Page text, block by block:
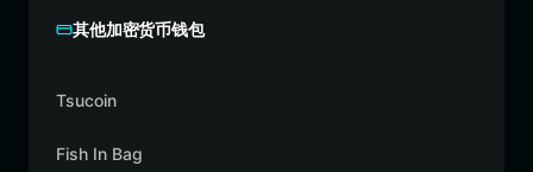
其他加密货币钱包
Tsucoin
Fish In Bag